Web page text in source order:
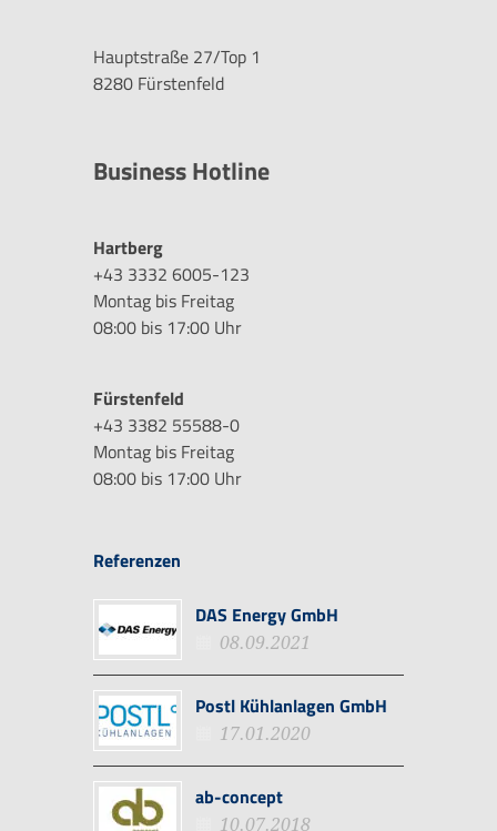
Hauptstraße 27/Top 1
8280 Fürstenfeld
Business Hotline
Hartberg
+43 3332 6005-123
Montag bis Freitag
08:00 bis 17:00 Uhr
Fürstenfeld
+43 3382 55588-0
Montag bis Freitag
08:00 bis 17:00 Uhr
Referenzen
DAS Energy GmbH
08.09.2021
Postl Kühlanlagen GmbH
17.01.2020
ab-concept
10.07.2018